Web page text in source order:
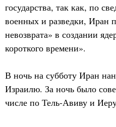
государства, так как, по
военных и разведки, Иран
невозврата» в создании
короткого времени».
В ночь на субботу Иран
Израилю. За ночь было
числе по Тель-Авиву и